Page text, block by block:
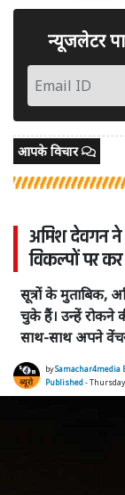
न्यूजलेटर
आपके विचार
अमिश देवगन ने
विकल्पों पर
सूत्रों के मुताबिक,
चुके हैं। उन्हें रोकने
साथ-साथ अपने
bySamachar4media
Published-